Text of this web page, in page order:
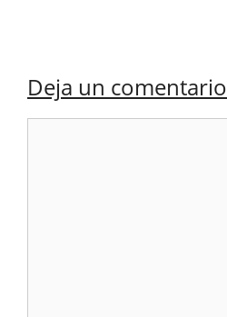
Deja un comentario